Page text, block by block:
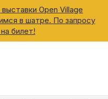
Open Village
в шатре. По запросу
билет!